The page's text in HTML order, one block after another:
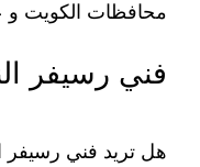
محافظات الكويت و على
فني رسيفر
هل تريد فني رسيفر